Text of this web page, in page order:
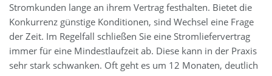
Stromkunden lange an ihrem Vertrag festhalten. Bietet die
Konkurrenz günstige Konditionen, sind Wechsel eine Frage
der Zeit. Im Regelfall schließen Sie eine Stromliefervertrag
immer für eine Mindestlaufzeit ab. Diese kann in der Praxis
sehr stark schwanken. Oft geht es um 12 Monaten, deutlich